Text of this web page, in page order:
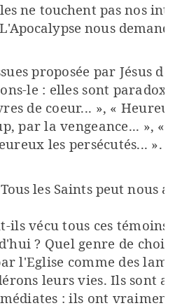
ne touchent pas nos
nous
proposée par Jésus
le : elles sont
de coeur... », «
par la vengeance... », «
les persécutés... ».
les Saints peut nous
ils vécu tous ces témoins
? Quel genre de choix
l'Eglise comme des
leurs vies. Ils sont
: ils ont vraiment